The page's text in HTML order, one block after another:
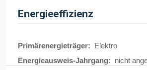
Energieeffizienz
Primärenergieträger: Elektro
Energieausweis-Jahrgang: nicht